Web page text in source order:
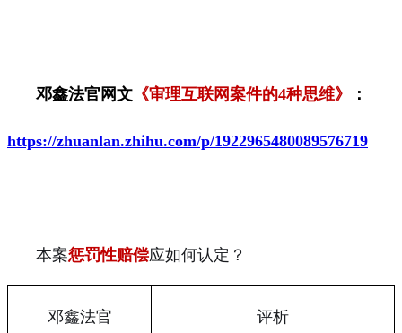
邓鑫法官网文 《审理互联网案件的4种思维》 ：
https://zhuanlan.zhihu.com/p/1922965480089576719
本案惩罚性赔偿应如何认定？
邓鑫法官 评析